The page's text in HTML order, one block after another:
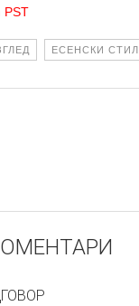
PST
ЕСЕНСКИ СТИЛ